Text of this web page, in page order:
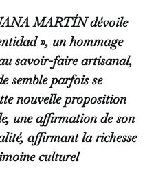
MARTÍN dévoile
», un hommage
savoir-faire artisanal,
semble parfois se
nouvelle proposition
une affirmation de son
affirmant la richesse
culturel